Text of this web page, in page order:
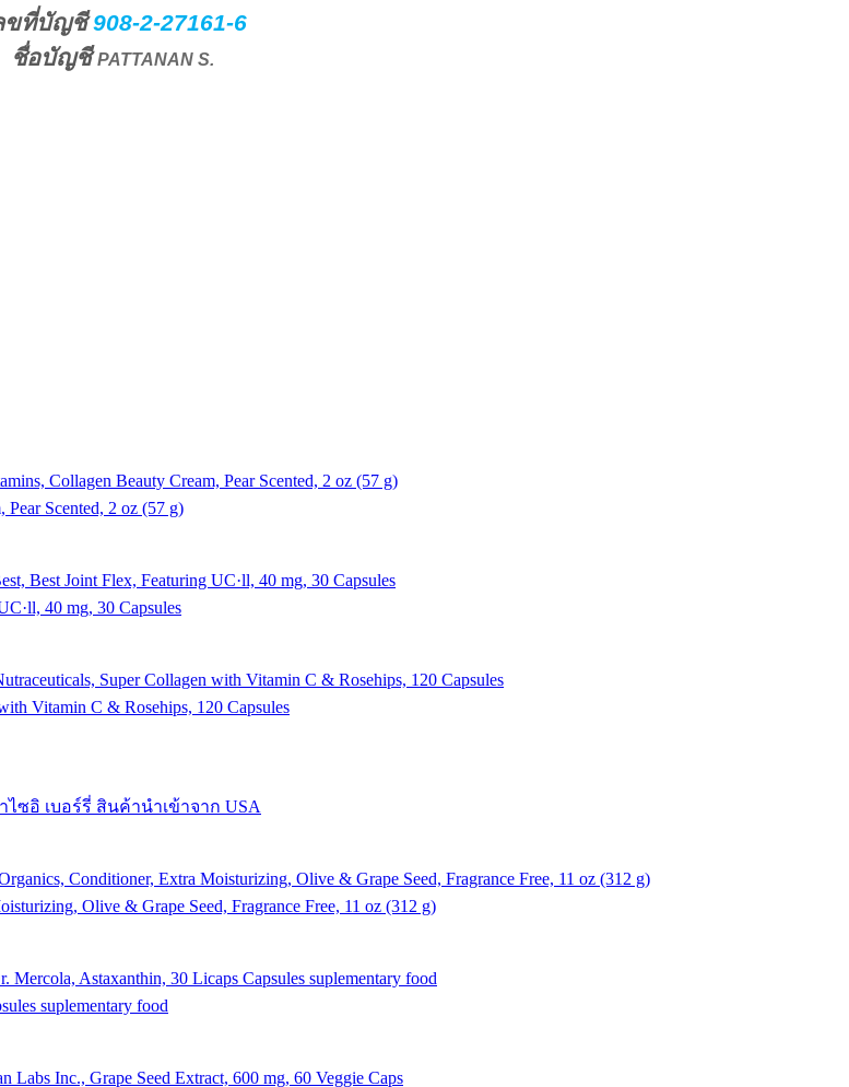
ขที่บัญชี908-2-27161-6
ชื่อบัญชีPATTANAN S.
Scented, 2 oz (57 g)
40 mg, 30 Capsules
Vitamin C & Rosehips, 120 Capsules
ซอิ เบอร์รี่ สินค้านำเข้าจาก USA
Olive & Grape Seed, Fragrance Free, 11 oz (312 g)
suplementary food